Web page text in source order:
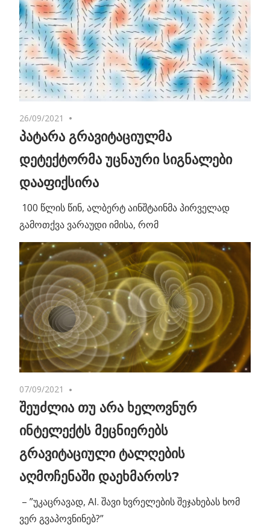
26/09/2021
პატარა გრავიტაციულმა
დეტექტორმა უცნაური სიგნალები
დააფიქსირა
100 წლის წინ, ალბერტ აინშტაინმა პირველად
გამოთქვა ვარაუდი იმისა, რომ
07/09/2021
შეუძლია თუ არა ხელოვნურ
ინტელექტს მეცნიერებს
გრავიტაციული ტალღების
აღმოჩენაში დაეხმაროს?
– ”უკაცრავად, AI. შავი ხვრელების შეჯახებას ხომ
ვერ გვაპოვნინებ?”